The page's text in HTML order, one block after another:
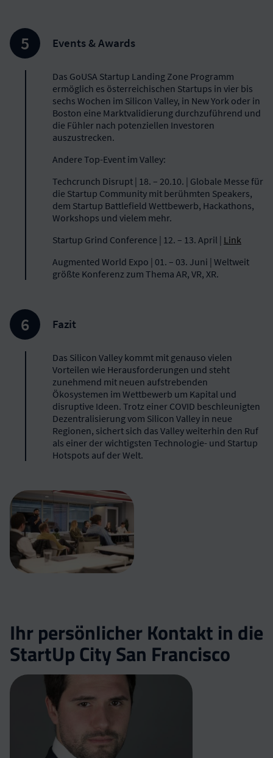
Events & Awards
Das GoUSA Startup Landing Zone Programm
ermöglich es österreichischen Startups in vier bis
sechs Wochen im Silicon Valley, in New York oder in
Boston eine Marktvalidierung durchzuführend und
die Fühler nach potenziellen Investoren
auszustrecken.
Andere Top-Event im Valley:
Techcrunch Disrupt | 18. – 20.10. | Globale Messe für
die Startup Community mit berühmten Speakers,
dem Startup Battlefield Wettbewerb, Hackathons,
Workshops und vielem mehr.
Startup Grind Conference | 12. – 13. April | Link
Augmented World Expo | 01. – 03. Juni | Weltweit
größte Konferenz zum Thema AR, VR, XR.
Fazit
Das Silicon Valley kommt mit genauso vielen
Vorteilen wie Herausforderungen und steht
zunehmend mit neuen aufstrebenden
Ökosystemen im Wettbewerb um Kapital und
disruptive Ideen. Trotz einer COVID beschleunigten
Dezentralisierung vom Silicon Valley in neue
Regionen, sichert sich das Valley weiterhin den Ruf
als einer der wichtigsten Technologie- und Startup
Hotspots auf der Welt.
Ihr persönlicher Kontakt in die
StartUp City San Francisco